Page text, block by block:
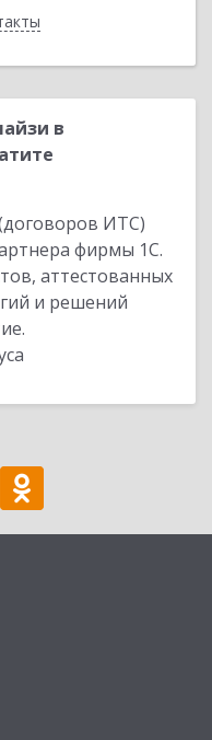
в
ИТС)
фирмы 1С.
аттестованных
и решений